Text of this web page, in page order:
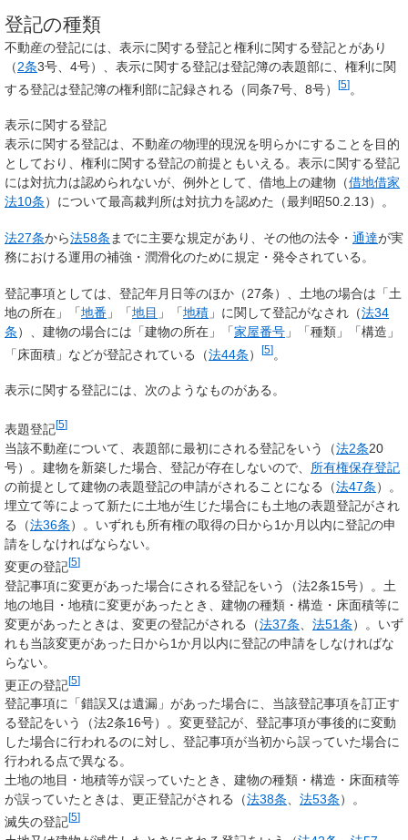
登記の種類
不動産の登記には、 表示に関する登記と権利に関する登記とがあり
（2条3号、4号）、表示に関する登記は登記簿の表題部に、権利に関
する登記は登記簿の権利部に記録される（同条7号、8号）
[5]。
表示に関する登記
表示に関する登記は、不動産の物理的現況を明らかにすることを目的
としており、権利に関する登記の前提ともいえる。表示に関する登記
には対抗力は認められないが、例外として、借地上の建物（借地借家
法10条）について最高裁判所は対抗力を認めた（最判昭50.2.13）。
法27条から法58条 までに主要な規定があり、その他の法令・ 通達が実
務における運用の補強・潤滑化のために規定・発令されている。
登記事項としては、登記年月日等のほか（27条）、土地の場合は「土
地の所在」「地番 」「地目 」「地積 」に関して登記がなされ（法34
条）、建物の場合には「建物の所在」「家屋番号 」「種類」「構造」
「床面積」などが登記されている（法44条） [5]
表示に関する登記には、次のようなものがある。
表題登記[5]
当該不動産について、表題部に最初にされる登記をいう（法2条20
号）。建物を新築した場合、登記が存在しないので、 所有権保存登記
の前提として建物の表題登記の申請がされることになる（法47条）。
埋立て等によって新たに土地が生じた場合にも土地の表題登記がされ
る（法36条）。いずれも所有権の取得の日から1か月以内に登記の申
請をしなければならない。
変更の登記[5]
登記事項に変更があった場合にされる登記をいう（法2条15号）。土
地の地目・地積に変更があったとき、建物の種類・構造・床面積等に
変更があったときは、変更の登記がされる（法37条 法51条）。いず
れも当該変更があった日から1か月以内に登記の申請をしなければな
らない。
更正の登記[5]
登記事項に「錯誤又は遺漏」があった場合に、当該登記事項を訂正す
る登記をいう（法2条16号）。変更登記が、登記事項が事後的に変動
した場合に行われるのに対し、登記事項が当初から誤っていた場合に
行われる点で異なる。
土地の地目・地積等が誤っていたとき、建物の種類・構造・床面積等
が誤っていたときは、更正登記がされる（法38条、 法53条）。
滅失の登記[5]